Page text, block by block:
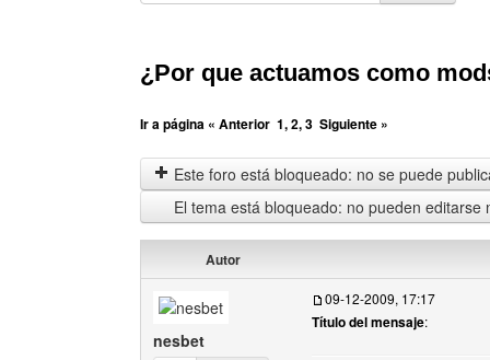
¿Por que actuamos como
Ir a página « Anterior 1,2,3 Siguiente »
Este foro está bloqueado: no se puede
El tema está bloqueado: no pueden editarse
Autor
nesbet
09-12-2009, 17:17
Título del mensaje: